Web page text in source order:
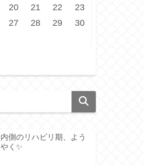
20 21 22
23
27 28 29
30
内側のリハビリ期、よう
やく✨️